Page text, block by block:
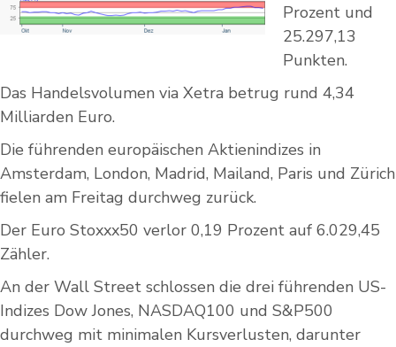
Prozent und
25.297,13
Punkten.
Das Handelsvolumen via Xetra betrug rund 4,34
Milliarden Euro.
Die führenden europäischen Aktienindizes in
Amsterdam, London, Madrid, Mailand, Paris und Zürich
fielen am Freitag durchweg zurück.
Der Euro Stoxxx50 verlor 0,19 Prozent auf 6.029,45
Zähler.
An der Wall Street schlossen die drei führenden US-
Indizes Dow Jones, NASDAQ100 und S&P500
durchweg mit minimalen Kursverlusten, darunter